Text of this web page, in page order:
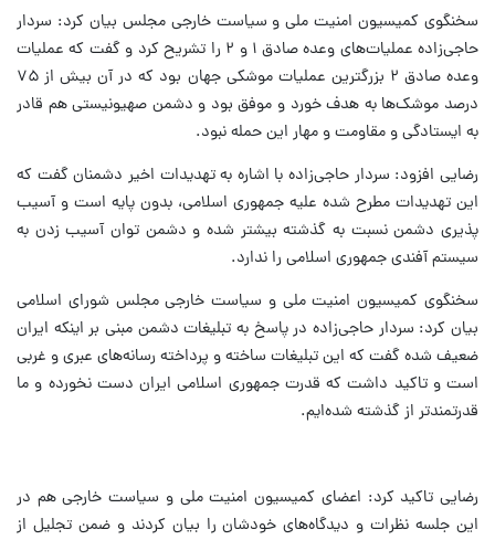
سخنگوی کمیسیون امنیت ملی و سیاست خارجی مجلس بیان کرد: سردار
حاجی‌زاده عملیات‌های وعده صادق ۱ و ۲ را تشریح کرد و گفت که عملیات
وعده صادق ۲ بزرگترین عملیات موشکی جهان بود که در آن بیش از ۷۵
درصد موشک‌ها به هدف خورد و موفق بود و دشمن صهیونیستی هم قادر
به ایستادگی و مقاومت و مهار این حمله نبود.
رضایی افزود: سردار حاجی‌زاده با اشاره به تهدیدات اخیر دشمنان گفت که
این تهدیدات مطرح شده علیه جمهوری اسلامی، بدون پایه است و آسیب
پذیری دشمن نسبت به گذشته بیشتر شده و دشمن توان آسیب زدن به
سیستم آفندی جمهوری اسلامی را ندارد.
سخنگوی کمیسیون امنیت ملی و سیاست خارجی مجلس شورای اسلامی
بیان کرد: سردار حاجی‌زاده در پاسخ به تبلیغات دشمن مبنی بر اینکه ایران
ضعیف شده گفت که این تبلیغات ساخته و پرداخته رسانه‌های عبری و غربی
است و تاکید داشت که قدرت جمهوری اسلامی ایران دست نخورده و ما
قدرتمندتر از گذشته شده‌ایم.
رضایی تاکید کرد: اعضای کمیسیون امنیت ملی و سیاست خارجی هم در
این جلسه نظرات و دیدگاه‌های خودشان را بیان کردند و ضمن تجلیل از